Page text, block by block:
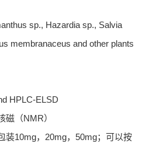
sp., Hazardia sp., Salvia
membranaceus and other plants
HPLC-ELSD
磁（NMR）
装10mg，20mg，50mg；可以按